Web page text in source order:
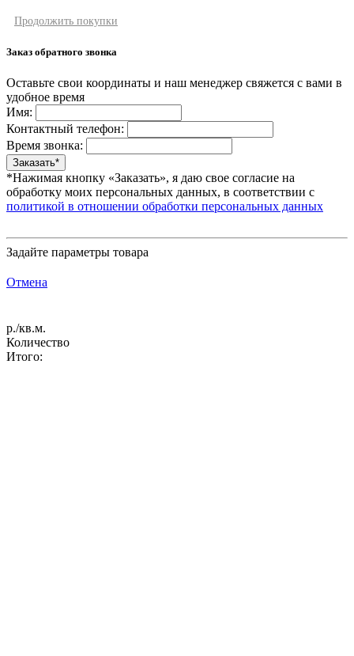
Продолжить покупки
Заказ обратного звонка
Оставьте свои координаты и наш менеджер свяжется с вами в
удобное время
Имя:
Контактный телефон:
Время звонка:
*Нажимая кнопку «Заказать», я даю свое согласие на
обработку моих персональных данных, в соответствии с
политикой в отношении обработки персональных данных
Задайте параметры товара
Отмена
р./кв.м.
Количество
Итого: